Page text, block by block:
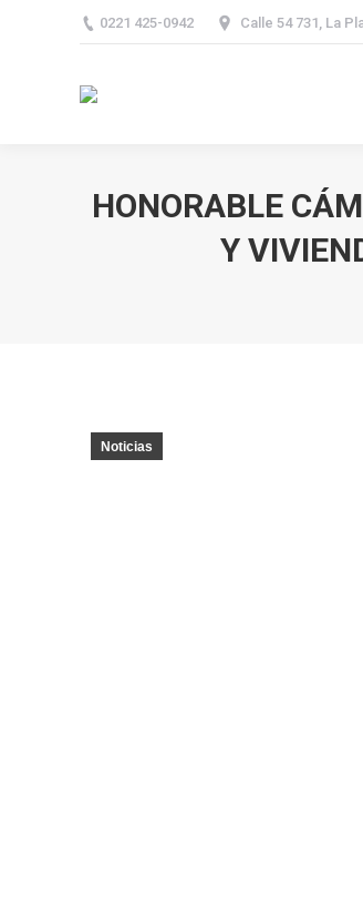
0221 425-0942 Calle 54 731, La
HONORABLE
Y
Noticias